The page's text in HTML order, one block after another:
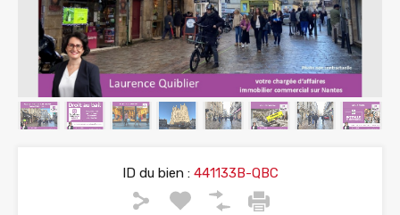
ID du bien :441133B-QBC